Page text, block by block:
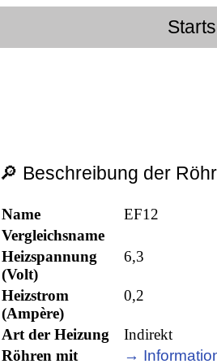
🔎 Beschreibung der
Name
EF12
Vergleichsname
Heizspannung
(Volt)
6,3
Heizstrom
(Ampère)
0,2
Art der Heizung
Indirekt
Röhren mit
→